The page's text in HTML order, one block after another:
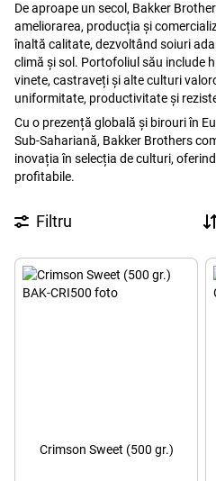
De aproape un secol, Bakker
ameliorarea, producția și
înaltă calitate, dezvoltând soiuri
climă și sol. Portofoliul său include
vinete, castraveți și alte culturi
uniformitate, productivitate și
Cu o prezență globală și birouri în
Sub-Sahariană, Bakker Brothers
inovația în selecția de culturi,
profitabile.
Filtru
Crimson Sweet (500 gr.)